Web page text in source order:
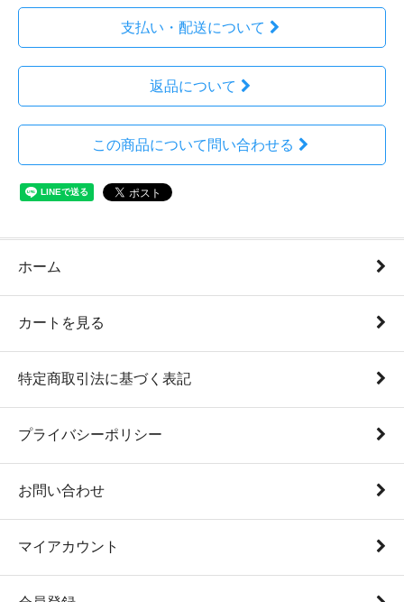
支払い・配送について
返品について
この商品について問い合わせる
ホーム
カートを見る
特定商取引法に基づく表記
プライバシーポリシー
お問い合わせ
マイアカウント